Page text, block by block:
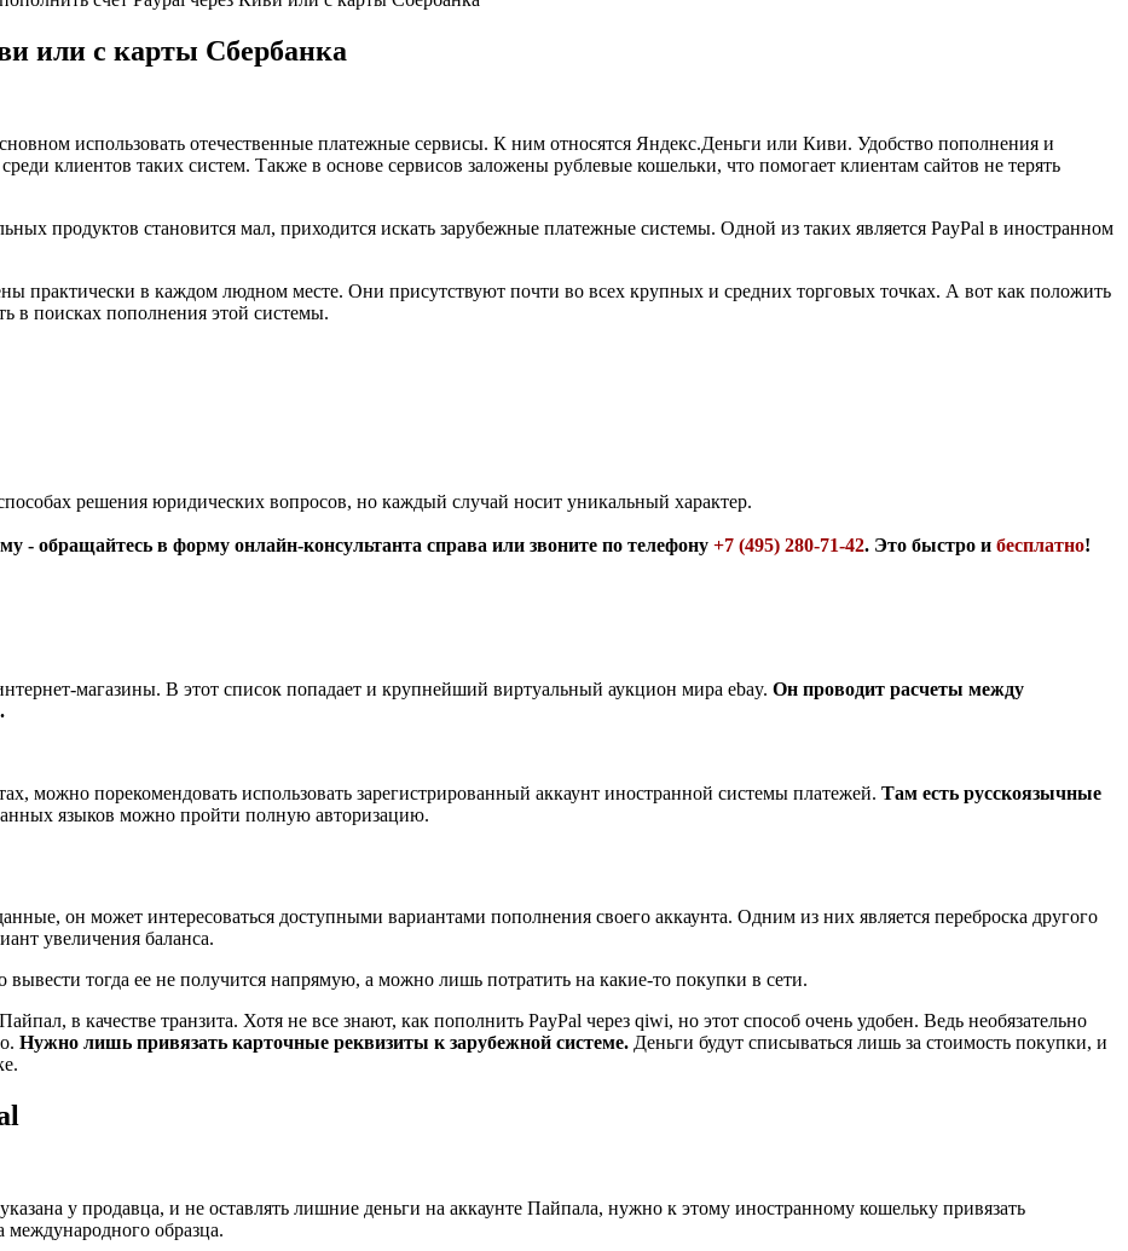
или с карты Сбербанка
использовать отечественные платежные сервисы. К ним относятся Яндекс.Деньги или Киви. Удобство пополнения и
клиентов таких систем. Также в основе сервисов заложены рублевые кошельки, что помогает клиентам сайтов не терять
продуктов становится мал, приходится искать зарубежные платежные системы. Одной из таких является PayPal в иностранном
в каждом людном месте. Они присутствуют почти во всех крупных и средних торговых точках. А вот как положить
в поисках пополнения этой системы.
решения юридических вопросов, но каждый случай носит уникальный характер.
- обращайтесь в форму онлайн-консультанта справа или звоните по телефону +7 (495) 280-71-42. Это быстро и бесплатно!
магазины. В этот список попадает и крупнейший виртуальный аукцион мира ebay. Он проводит расчеты между
можно порекомендовать использовать зарегистрированный аккаунт иностранной системы платежей. Там есть русскоязычные
языков можно пройти полную авторизацию.
он может интересоваться доступными вариантами пополнения своего аккаунта. Одним из них является переброска другого
увеличения баланса.
тогда ее не получится напрямую, а можно лишь потратить на какие-то покупки в сети.
в качестве транзита. Хотя не все знают, как пополнить PayPal через qiwi, но этот способ очень удобен. Ведь необязательно
Нужно лишь привязать карточные реквизиты к зарубежной системе. Деньги будут списываться лишь за стоимость покупки, и
у продавца, и не оставлять лишние деньги на аккаунте Пайпала, нужно к этому иностранному кошельку привязать
международного образца.